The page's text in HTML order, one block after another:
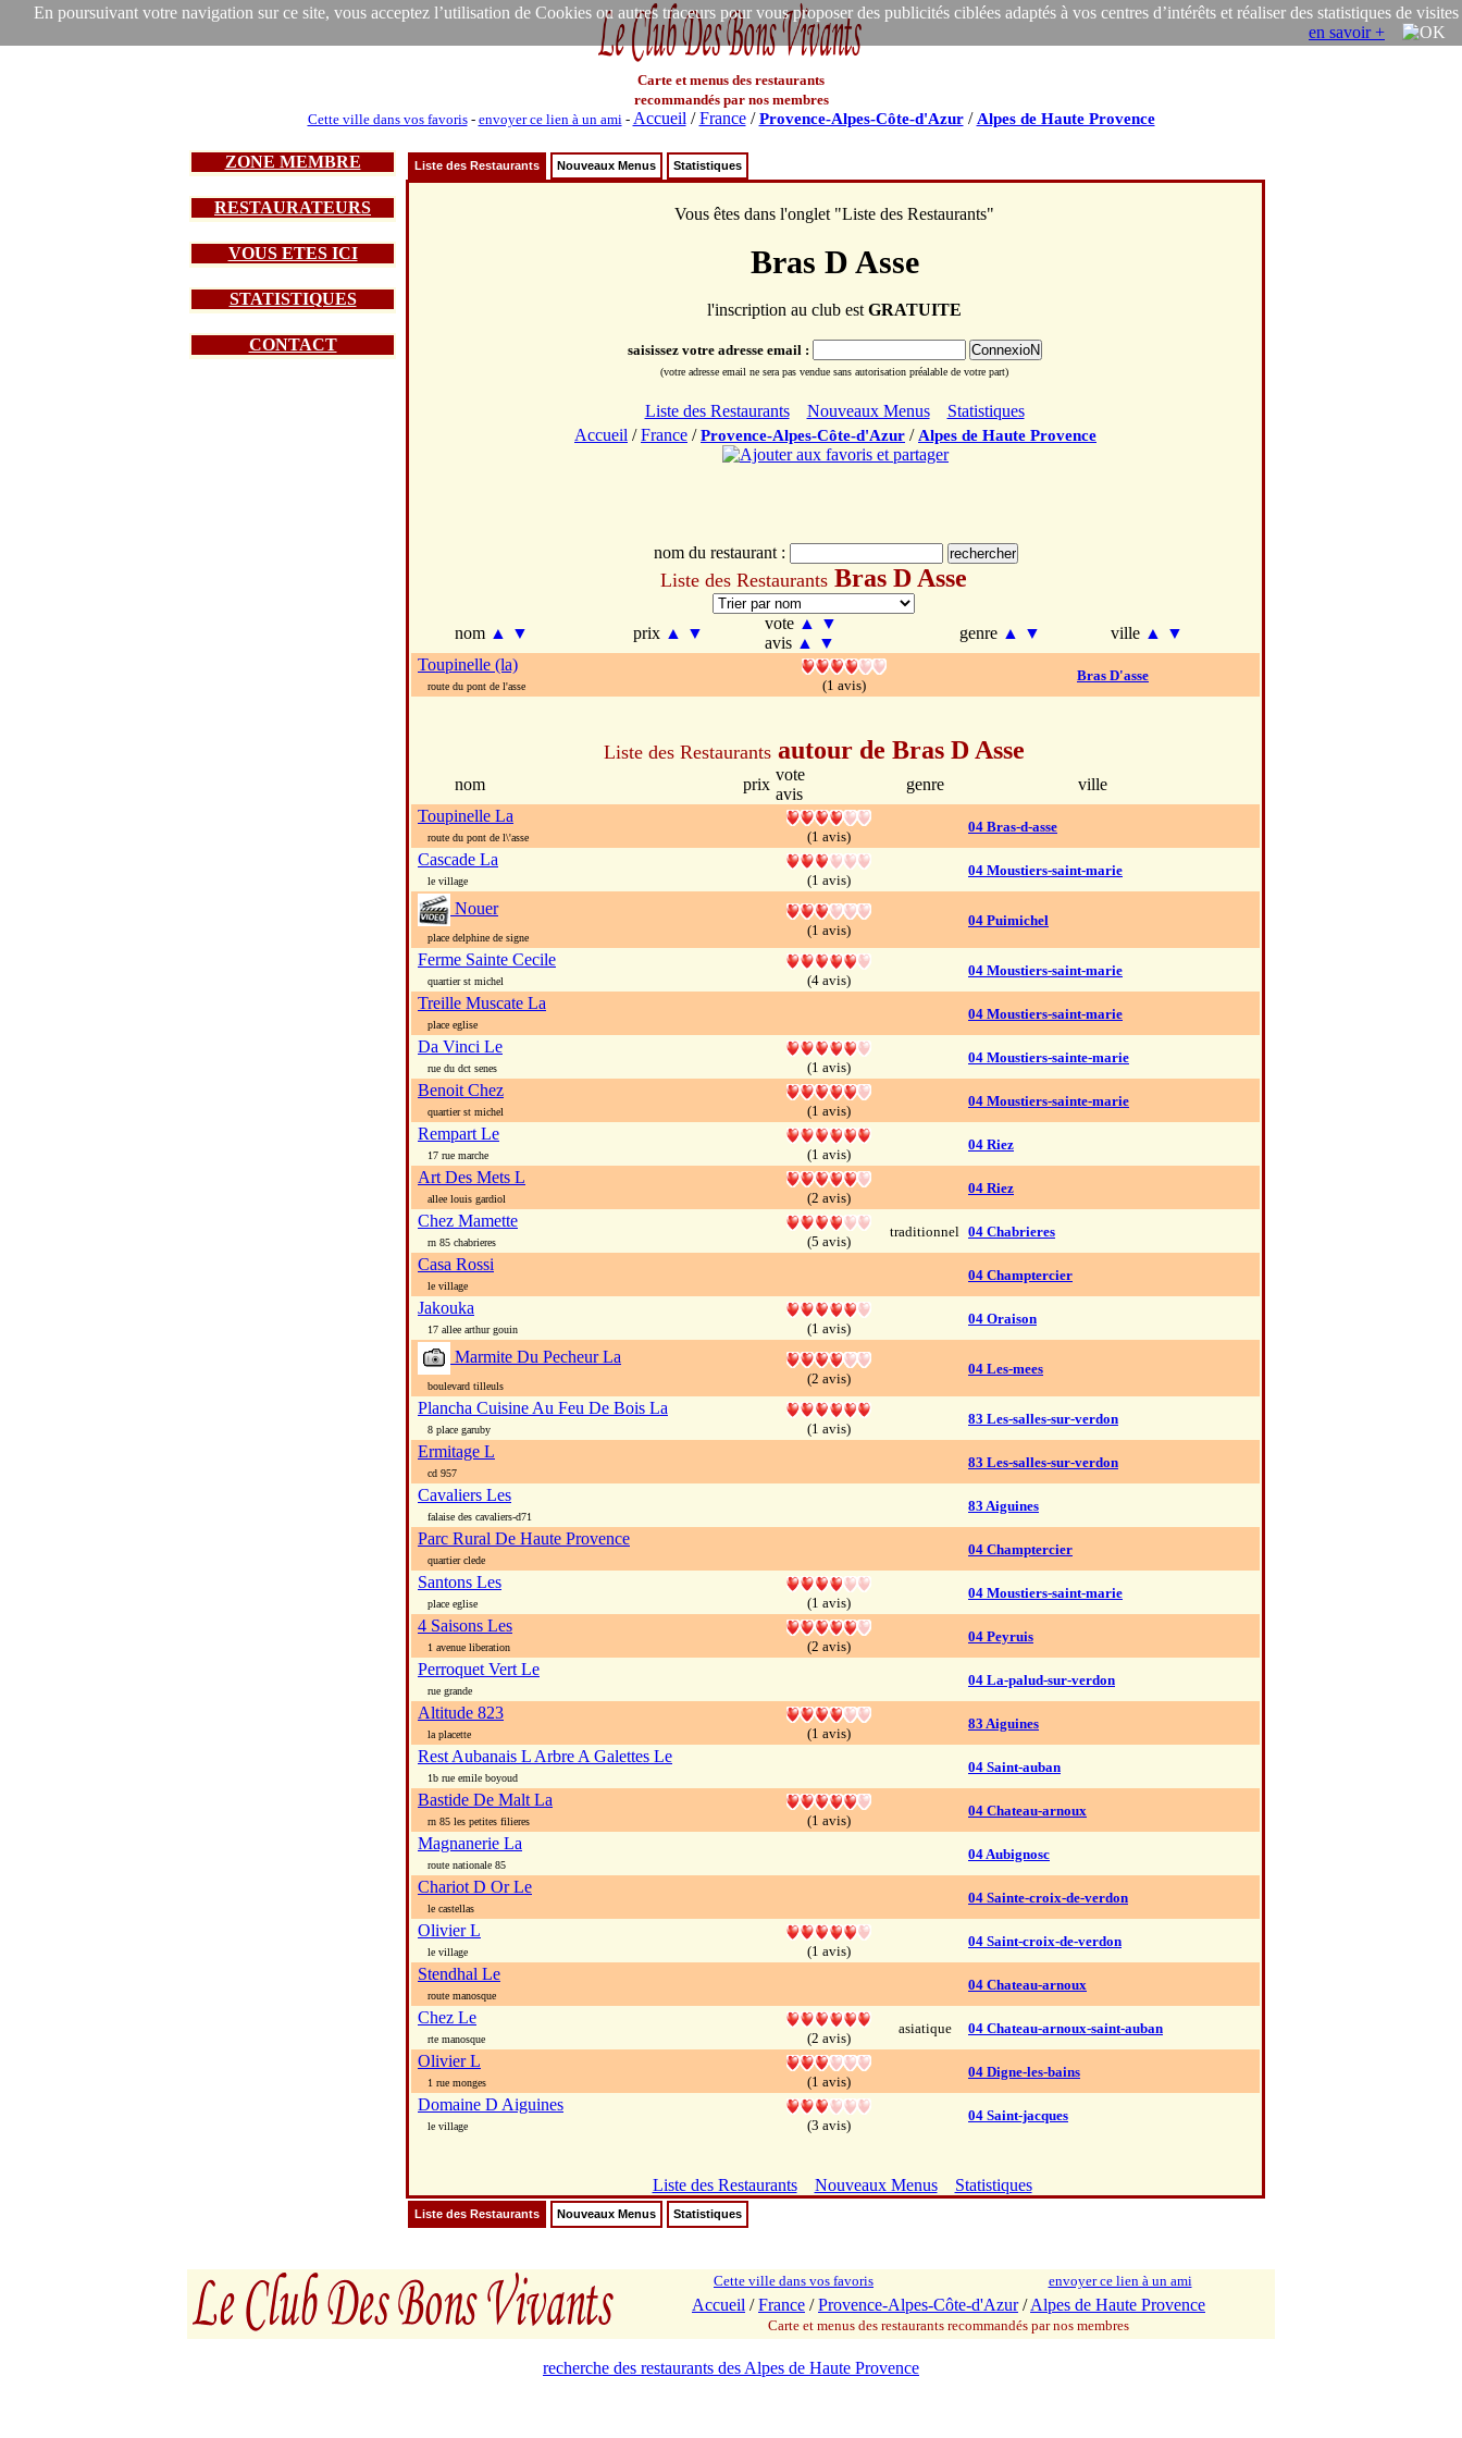
En poursuivant votre navigation sur ce site, vous acceptez l’utilisation de Cookies ou autres traceurs pour vous proposer des publicités ciblées adaptés à vos centres d’intérêts et réaliser des statistiques de visites
en savoir +
Carte et menus des restaurants
recommandés par nos membres
Cette ville dans vos favoris- envoyer ce lien à un ami- Accueil /France/Provence-Alpes-Côte-d'Azur/ Alpes de Haute Provence
ZONE MEMBRE
RESTAURATEURS
VOUS ETES ICI
STATISTIQUES
CONTACT
Liste des Restaurants Nouveaux Menus Statistiques
Vous êtes dans l'onglet "Liste des Restaurants"
Bras D Asse
l'inscription au club est GRATUITE
saisissez votre adresse email :
(votre adresse email ne sera pas vendue sans autorisation préalable de votre part)
Liste des Restaurants Nouveaux Menus
Statistiques
Accueil /France /Provence-Alpes-Côte-d'Azur / Alpes de Haute Provence
nom du restaurant :
Liste des Restaurants Bras D Asse
nom ▲ ▼ prix ▲ ▼
vote ▲
▼
avis ▲ ▼
genre ▲ ▼ ville ▲
▼
Toupinelle (la)
route du pont de l'asse (1 avis)
Bras D'asse
Liste des Restaurants autour de Bras D Asse
nom prix
vote
avis
genre
ville
Toupinelle La
route du pont de l\'asse (1 avis)
04 Bras-d-asse
Cascade La
le village (1 avis)
04 Moustiers-saint-marie
Nouer
place delphine de signe (1 avis)
04 Puimichel
Ferme Sainte Cecile
quartier st michel (4 avis)
04 Moustiers-saint-marie
Treille Muscate La
place eglise
04 Moustiers-saint-marie
Da Vinci Le
rue du dct senes (1 avis)
04 Moustiers-sainte-marie
Benoit Chez
quartier st michel (1 avis)
04 Moustiers-sainte-marie
Rempart Le
17 rue marche (1 avis)
04 Riez
Art Des Mets L
allee louis gardiol (2 avis)
04 Riez
Chez Mamette
rn 85 chabrieres (5 avis)
traditionnel 04 Chabrieres
Casa Rossi
le village
04 Champtercier
Jakouka
17 allee arthur gouin (1 avis)
04 Oraison
Marmite Du Pecheur La
boulevard tilleuls (2 avis)
04 Les-mees
Plancha Cuisine Au Feu De Bois La
8 place garuby (1 avis)
83 Les-salles-sur-verdon
Ermitage L
cd 957
83 Les-salles-sur-verdon
Cavaliers Les
falaise des cavaliers-d71
83 Aiguines
Parc Rural De Haute Provence
quartier clede
04 Champtercier
Santons Les
place eglise (1 avis)
04 Moustiers-saint-marie
4 Saisons Les
1 avenue liberation (2 avis)
04 Peyruis
Perroquet Vert Le
rue grande
04 La-palud-sur-verdon
Altitude 823
la placette (1 avis)
83 Aiguines
Rest Aubanais L Arbre A Galettes Le
1b rue emile boyoud
04 Saint-auban
Bastide De Malt La
rn 85 les petites filieres (1 avis)
04 Chateau-arnoux
Magnanerie La
route nationale 85
04 Aubignosc
Chariot D Or Le
le castellas
04 Sainte-croix-de-verdon
Olivier L
le village (1 avis)
04 Saint-croix-de-verdon
Stendhal Le
route manosque
04 Chateau-arnoux
Chez Le
rte manosque (2 avis)
asiatique 04 Chateau-arnoux-saint-auban
Olivier L
1 rue monges (1 avis)
04 Digne-les-bains
Domaine D Aiguines
le village (3 avis)
04 Saint-jacques
Liste des Restaurants Nouveaux Menus Statistiques
Liste des Restaurants Nouveaux Menus Statistiques
Cette ville dans vos favoris envoyer ce lien à un ami
Accueil /France /Provence-Alpes-Côte-d'Azur/Alpes de Haute Provence
Carte et menus des restaurants recommandés par nos membres
recherche des restaurants des Alpes de Haute Provence